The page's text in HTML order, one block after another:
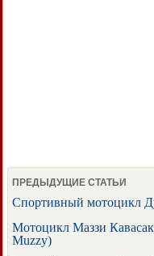
ПРЕДЫДУЩИЕ СТАТЬИ
Спортивный мотоцикл
Мотоцикл Маззи
Muzzy)